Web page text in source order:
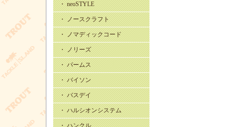
・ neoSTYLE
・ ノースクラフト
・ ノマディックコード
・ ノリーズ
・ パームス
・ バイソン
・ バスデイ
・ ハルシオンシステム
・ ハンクル